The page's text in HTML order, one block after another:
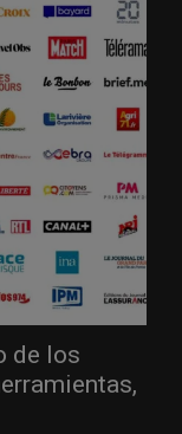
de los